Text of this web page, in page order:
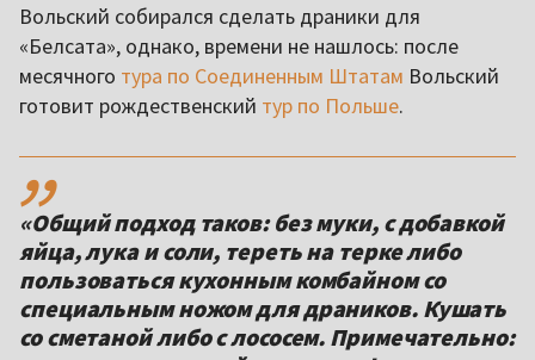
Вольский собирался сделать драники для
«Белсата», однако, времени не нашлось: после
месячного тура по Соединенным Штатам Вольский
готовит рождественский тур по Польше.
,,
«Общий подход таков: без муки, с добавкой
яйца, лука и соли, тереть на терке либо
пользоваться кухонным комбайном со
специальным ножом для драников. Кушать
со сметаной либо с лососем. Примечательно: